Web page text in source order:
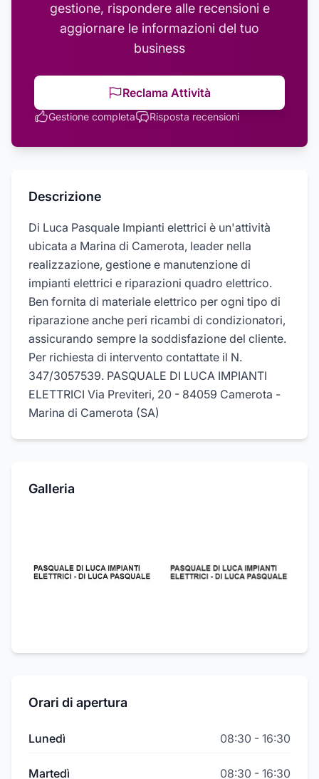
gestione, rispondere alle recensioni e
aggiornare le informazioni del tuo
business
Reclama Attività
Gestione completa Risposta recensioni
Descrizione
Di Luca Pasquale Impianti elettrici è un'attività
ubicata a Marina di Camerota, leader nella
realizzazione, gestione e manutenzione di
impianti elettrici e riparazioni quadro elettrico.
Ben fornita di materiale elettrico per ogni tipo di
riparazione anche peri ricambi di condizionatori,
assicurando sempre la soddisfazione del cliente.
Per richiesta di intervento contattate il N.
347/3057539. PASQUALE DI LUCA IMPIANTI
ELETTRICI Via Previteri, 20 - 84059 Camerota -
Marina di Camerota (SA)
Galleria
Orari di apertura
Lunedì 08:30 - 16:30
Martedì 08:30 - 16:30